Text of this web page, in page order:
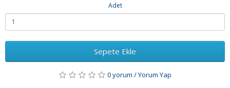
Adet
Sepete Ekle
0 yorum /Yorum Yap